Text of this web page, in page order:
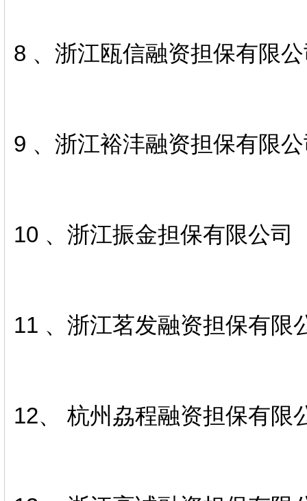
8 、浙江瓯信融资担保有限
9 、浙江裕沣融资担保有限
10 、浙江振金担保有限公司
11 、浙江茗发融资担保有限
12、 杭州劦程融资担保有限